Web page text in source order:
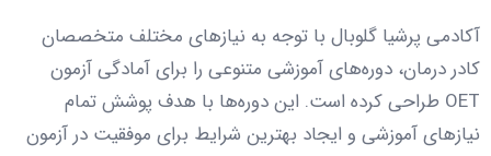
آکادمی پرشیا گلوبال با توجه به نیازهای مختلف متخصصان
کادر درمان، دوره‌های آموزشی متنوعی را برای آمادگی آزمون
OET طراحی کرده است. این دوره‌ها با هدف پوشش تمام
نیازهای آموزشی و ایجاد بهترین شرایط برای موفقیت در آزمون